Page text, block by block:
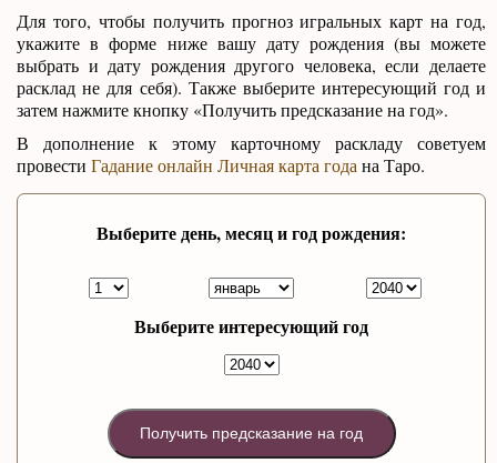
Для того, чтобы получить прогноз игральных карт на год,
укажите в форме ниже вашу дату рождения (вы можете
выбрать и дату рождения другого человека, если делаете
расклад не для себя). Также выберите интересующий год и
затем нажмите кнопку «Получить предсказание на год».
В дополнение к этому карточному раскладу советуем
провестиГадание онлайн Личная карта года на Таро.
Выберите день, месяц и год рождения:
Выберите интересующий год
Получить предсказание на год